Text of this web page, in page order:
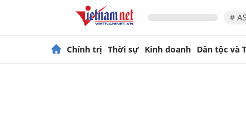
#
Chính trị Thời sự Kinh doanh Dân tộc và